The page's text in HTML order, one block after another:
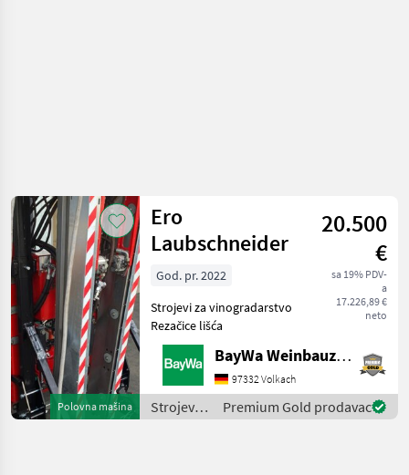
Polovna mašina
Ero
Laubschneider
20.500
€
sa 19% PDV-
a
17.226,89 €
neto
God. pr. 2022
Strojevi za vinogradarstvo
Rezačice lišća
BayWa Weinbauzentrum Volkach
97332 Volkach
Strojevi
za
Premium Gold prodavac